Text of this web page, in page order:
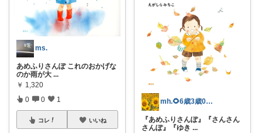
ms.
あめふりさんぽ これのおかげな
のか雨が大 ...
￥ 1,320
0 0 1
コレ いいね
mh.🌻6歳3歳0歳の母.お礼💐↓
『あめふりさんぽ』『さんさん
さんぽ』『ゆき ...